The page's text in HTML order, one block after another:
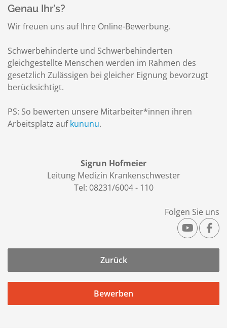
Genau Ihr's?
Wir freuen uns auf Ihre Online-Bewerbung.
Schwerbehinderte und Schwerbehinderten
gleichgestellte Menschen werden im Rahmen des
gesetzlich Zulässigen bei gleicher Eignung bevorzugt
berücksichtigt.
PS: So bewerten unsere Mitarbeiter*innen ihren
Arbeitsplatz aufkununu.
Sigrun Hofmeier
Leitung Medizin Krankenschwester
Tel: 08231/6004 - 110
Folgen Sie uns
Zurück
Bewerben